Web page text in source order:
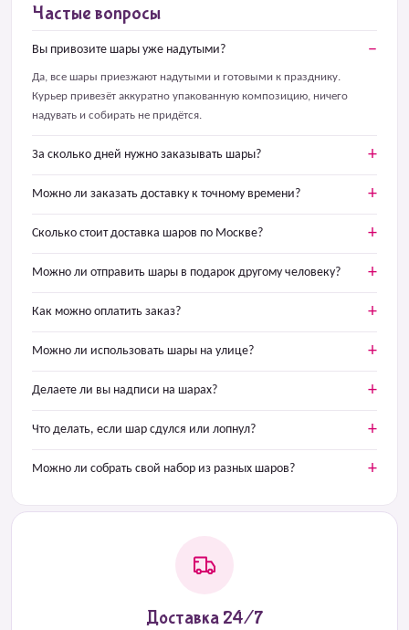
Частые вопросы
Вы привозите шары уже надутыми?
Да, все шары приезжают надутыми и готовыми к празднику.
Курьер привезёт аккуратно упакованную композицию, ничего
надувать и собирать не придётся.
За сколько дней нужно заказывать шары?
Можно ли заказать доставку к точному времени?
Сколько стоит доставка шаров по Москве?
Можно ли отправить шары в подарок другому человеку?
Как можно оплатить заказ?
Можно ли использовать шары на улице?
Делаете ли вы надписи на шарах?
Что делать, если шар сдулся или лопнул?
Можно ли собрать свой набор из разных шаров?
Доставка 24/7